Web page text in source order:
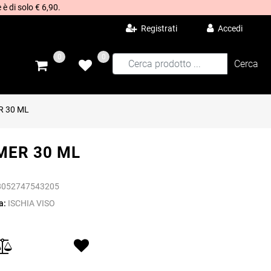
di solo € 6,90.
Registrati Accedi
0 0
30 ML
30 ML
ISCHIA VISO